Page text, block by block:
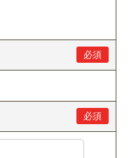
必須
必須